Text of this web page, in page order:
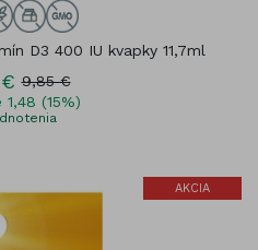
D3 400 IU kvapky 11,7ml
9,85 €
(15%)
AKCIA